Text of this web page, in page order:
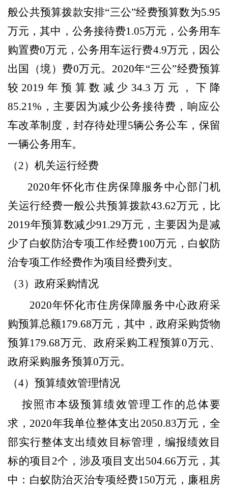
般公共预算拨款安排“三公”经费预算数为5.95
万元，其中，公务接待费1.05万元，公务用车
购置费0万元，公务用车运行费4.9万元，因公
出国（境）费0万元。 2020年“三公”经费预算
较 2019 年预算数减少 34.3 万元，下降
85.21% ，主要因为减少公务接待费，响应公
车改革制度，封存待处理5辆公务公车，保留
一辆公务用车。
（2）机关运行经费
2020年怀化市住房保障服务中心部门机
关运行经费一般公共预算拨款43.62万元，比
2019年预算数减少91.29万元，主要因为是减
少了白蚁防治专项工作经费100万元，白蚁防
治专项工作经费作为项目经费列支。
（3） 政府采购情况
2020年怀化市住房保障服务中心政府采
购预算总额179.68万元，其中，政府采购货物
预算179.68万元、政府采购工程预算0万元、
政府采购服务预算0万元。
（4）预算绩效管理情况
按照市本级预算绩效管理工作的总体要
求， 2020年我单位整体支出 2050.83万元，全
部实行整体支出绩效目标管理，编报绩效目
标的项目 2个，涉及项目支出504.66万元，其
中：白蚁防治灭治专项经费150万元，廉租房